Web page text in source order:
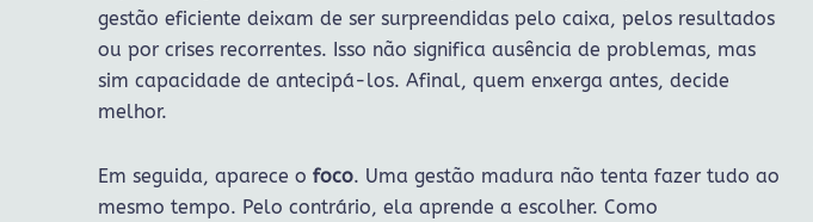
gestão eficiente deixam de ser surpreendidas pelo caixa, pelos resultados
ou por crises recorrentes. Isso não significa ausência de problemas, mas
sim capacidade de antecipá-los. Afinal, quem enxerga antes, decide
melhor.
Em seguida, aparece o foco. Uma gestão madura não tenta fazer tudo ao
mesmo tempo. Pelo contrário, ela aprende a escolher. Como